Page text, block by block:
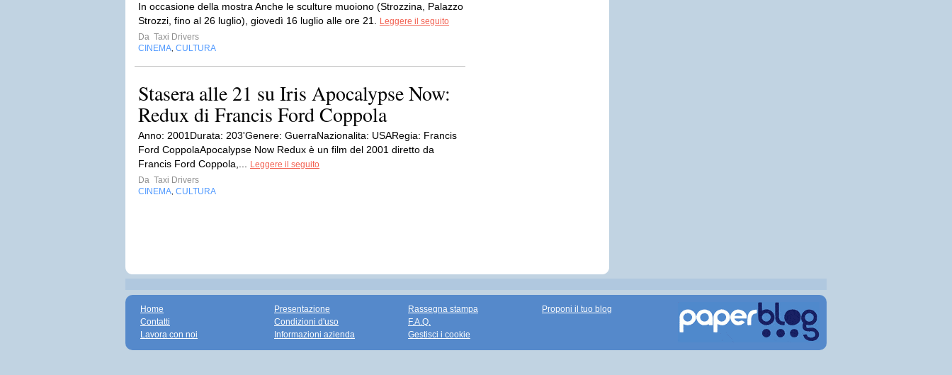
In occasione della mostra Anche le sculture muoiono (Strozzina, Palazzo
Strozzi, fino al 26 luglio), giovedì 16 luglio alle ore 21.
Leggere il seguito
Da Taxi Drivers
CINEMA CULTURA
Stasera alle 21 su Iris Apocalypse Now:
Redux di Francis Ford Coppola
Anno: 2001Durata: 203'Genere: GuerraNazionalita: USARegia: Francis
Ford CoppolaApocalypse Now Redux è un film del 2001 diretto da
Francis Ford Coppola,...
Leggere il seguito
Da Taxi Drivers
CINEMA CULTURA
Home
Contatti
Lavora con noi
Presentazione
Condizioni d'uso
Informazioni azienda
Rassegna stampa
F.A.Q.
Gestisci i cookie
Proponi il tuo blog